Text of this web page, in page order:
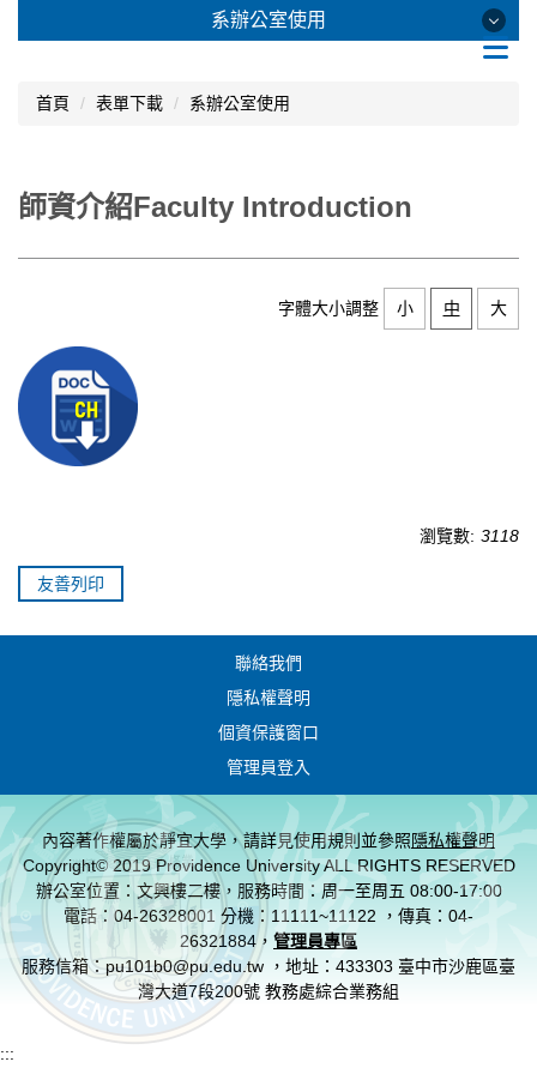
到
系辦公室使用
系辦公室使用
校外教學
暑修
課綱
首頁 表單下載 系辦公室使用
師資介紹Faculty Introduction
字體大小調整 小 中 大
瀏覽數: 3118
友善列印
聯絡我們
隱私權聲明
個資保護窗口
管理員登入
內容著作權屬於靜宜大學，請詳見使用規則並參照隱私權聲明
Copyright© 2019 Providence University ALL RIGHTS RESERVED
辦公室位置：文興樓二樓，服務時間：周一至周五 08:00-17:00
電話：04-26328001 分機：11111~11122 ，傳真：04-
26321884， 管理員專區
服務信箱：pu101b0@pu.edu.tw ，地址：433303 臺中市沙鹿區臺
灣大道7段200號 教務處綜合業務組
:::